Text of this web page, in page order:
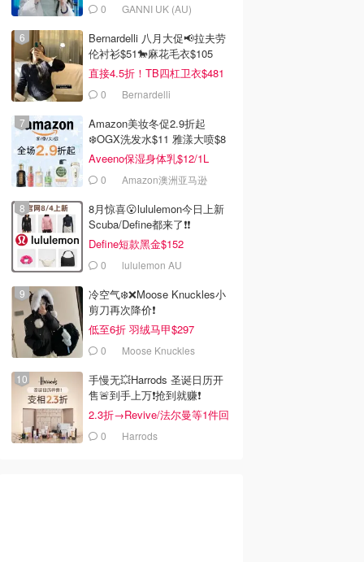
$179.80
魔之眼戒指
去购买
$179.00
Oroton Lilyanna 戒指
Oroton
去购买
0 GANNI UK (AU)
Bernardelli 八月大促📢拉夫劳
伦衬衫$51🐎麻花毛衣$105
直接4.5折！TB四杠卫衣$481
0 Bernardelli
Amazon美妆冬促2.9折起
❄️OGX洗发水$11 雅漾大喷$8
Aveeno保湿身体乳$12/1L
0 Amazon澳洲亚马逊
8月惊喜😮lululemon今日上新
Scuba/Define都来了❗️❗️
Define短款黑金$152
0 lululemon AU
冷空气❄️❌️Moose Knuckles小
剪刀再次降价❗️
低至6折 羽绒马甲$297
0 Moose Knuckles
手慢无💥Harrods 圣诞日历开
售🚨到手上万❗️抢到就赚❗️
2.3折→Revive/法尔曼等1件回
本！0 Harrods